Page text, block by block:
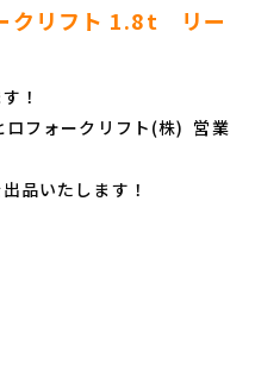
クリフト 1.8t リー
！
ロフォークリフト(株) 営業
品いたします！